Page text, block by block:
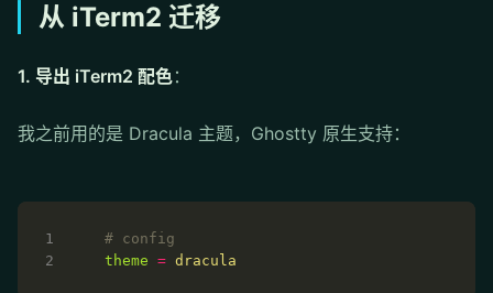
从 iTerm2 迁移
1. 导出 iTerm2 配色：
我之前用的是 Dracula 主题，Ghostty 原生支持：
# config
theme = dracula